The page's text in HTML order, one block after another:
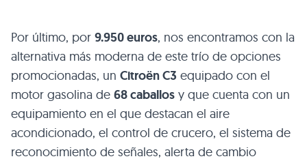
Por último, por 9.950 euros, nos encontramos con la
alternativa más moderna de este trío de opciones
promocionadas, un Citroën C3 equipado con el
motor gasolina de 68 caballos y que cuenta con un
equipamiento en el que destacan el aire
acondicionado, el control de crucero, el sistema de
reconocimiento de señales, alerta de cambio